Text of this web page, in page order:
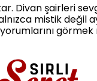
Divan şairleri
mistik değil